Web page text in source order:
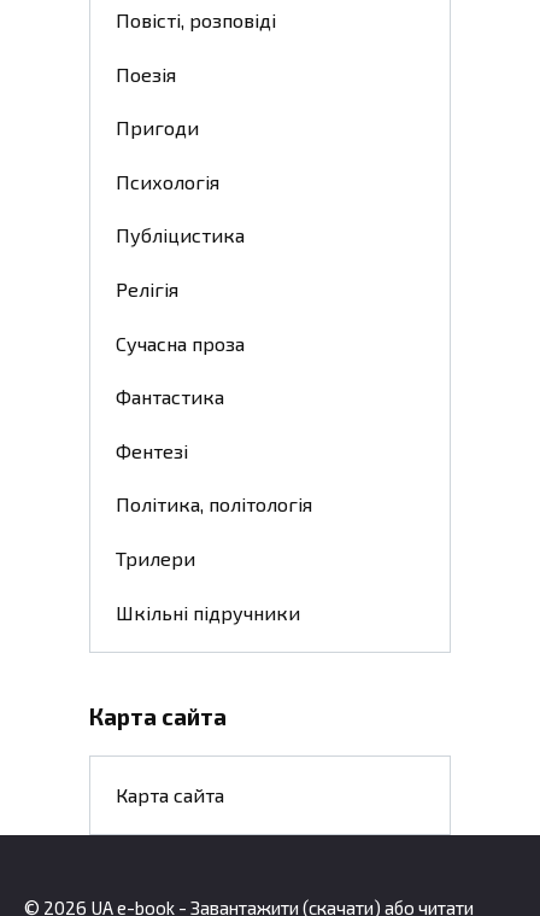
Повісті, розповіді
Поезія
Пригоди
Психологія
Публіцистика
Релігія
Сучасна проза
Фантастика
Фентезі
Політика, політологія
Трилери
Шкільні підручники
Карта сайта
Карта сайта
© 2026 UA e-book - Завантажити (скачати) або читати